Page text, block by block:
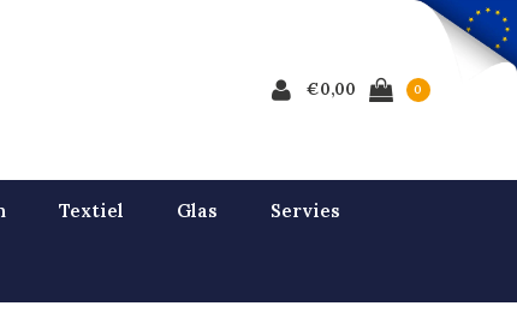
€0,00 0
Textiel Glas Servies